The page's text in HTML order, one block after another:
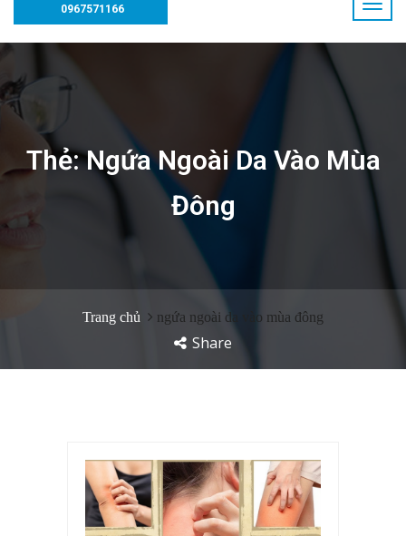
0967571166
Thẻ:Ngứa Ngoài Da Vào Mùa
Đông
Trang chủ ngứa ngoài da vào mùa đông
Share